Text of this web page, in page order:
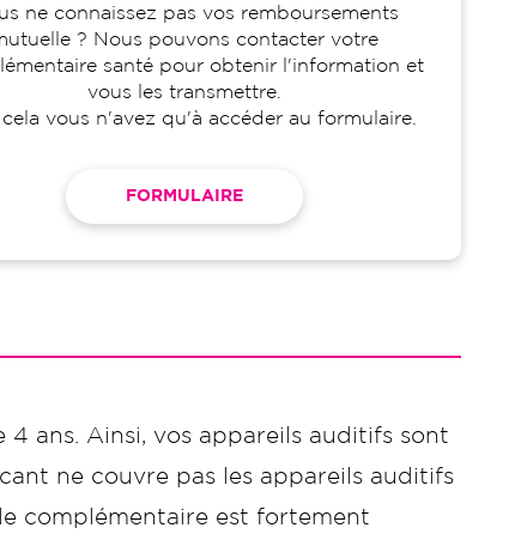
ne connaissez pas vos remboursements
? Nous pouvons contacter votre
santé pour obtenir l'information et
vous les transmettre.
cela vous n'avez qu'à accéder au formulaire.
FORMULAIRE
4 ans. Ainsi, vos appareils auditifs sont
ne couvre pas les appareils auditifs
complémentaire est fortement